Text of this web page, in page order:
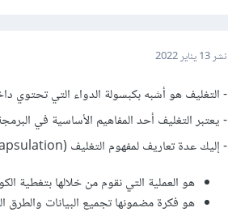
نشر13 يناير 2022
- التغليف هو أشبه بكبسولة الدواء التي تحتوي
- يعتبر التغليف أحد المفاهيم الأساسية في
- إليك عدة تعاريف لمفهوم التغليف (Encapsulation):
هو العملية التي نقوم من خلالها بتغطية